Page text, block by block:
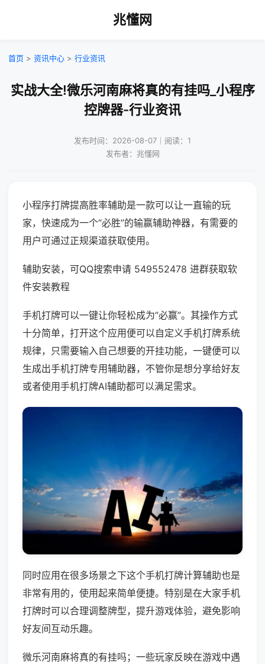
兆懂网
首页 > 资讯中心 > 行业资讯
实战大全!微乐河南麻将真的有挂吗_小程序
控牌器-行业资讯
发布时间：2026-08-07｜阅读：1
发布者：兆懂网
小程序打牌提高胜率辅助是一款可以让一直输的玩
家，快速成为一个“必胜”的输赢辅助神器，有需要的
用户可通过正规渠道获取使用。
辅助安装，可QQ搜索申请 549552478 进群获取软
件安装教程
手机打牌可以一键让你轻松成为“必赢”。其操作方式
十分简单，打开这个应用便可以自定义手机打牌系统
规律，只需要输入自己想要的开挂功能，一键便可以
生成出手机打牌专用辅助器，不管你是想分享给好友
或者使用手机打牌AI辅助都可以满足需求。
同时应用在很多场景之下这个手机打牌计算辅助也是
非常有用的，使用起来简单便捷。特别是在大家手机
打牌时可以合理调整牌型，提升游戏体验，避免影响
好友间互动乐趣。
微乐河南麻将真的有挂吗；一些玩家反映在游戏中遇